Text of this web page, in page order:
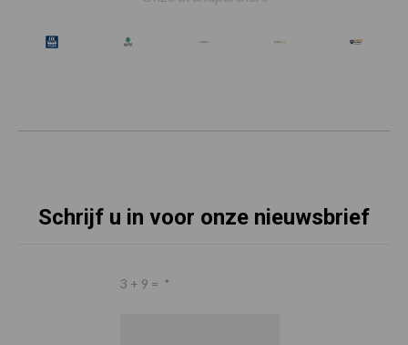
Schrijf u in voor onze nieuwsbrief
3 + 9 = *